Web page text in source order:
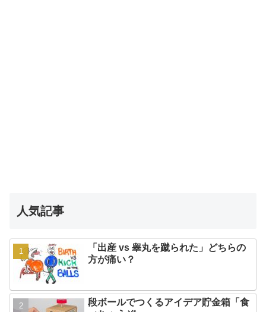
人気記事
「出産 vs 睾丸を蹴られた」どちらの
方が痛い？
段ボールでつくるアイデア貯金箱「食